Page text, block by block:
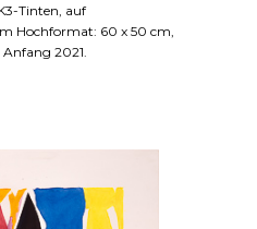
Tinten, auf
Hochformat: 60 x 50 cm,
2021.